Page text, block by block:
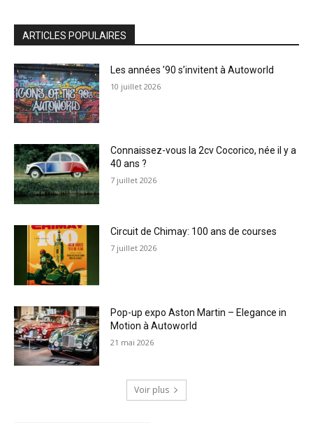
ARTICLES POPULAIRES
Les années ’90 s’invitent à Autoworld
10 juillet 2026
Connaissez-vous la 2cv Cocorico, née il y a
40 ans ?
7 juillet 2026
Circuit de Chimay: 100 ans de courses
7 juillet 2026
Pop-up expo Aston Martin – Elegance in
Motion à Autoworld
21 mai 2026
Voir plus